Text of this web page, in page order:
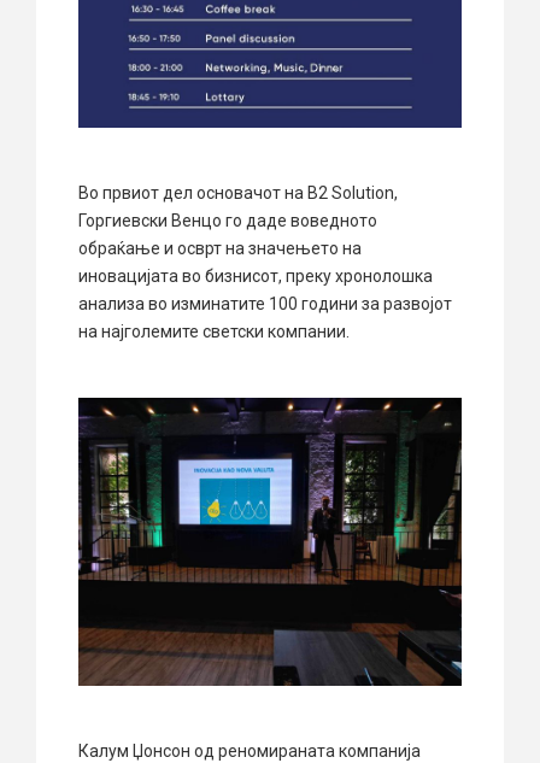
Во првиот дел основачот на B2 Solution,
Горгиевски Венцо го даде воведното
обраќање и осврт на значењето на
иновацијата во бизнисот, преку хронолошка
анализа во изминатите 100 години за развојот
на најголемите светски компании.
Калум Џонсон од реномираната компанија